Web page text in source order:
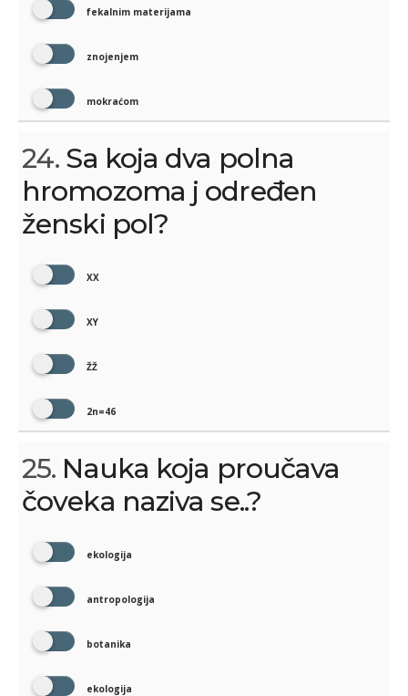
fekalnim materijama
znojenjem
mokraćom
24. Sa koja dva polna
hromozoma j određen
ženski pol?
XX
XY
ŽŽ
2n=46
25. Nauka koja proučava
čoveka naziva se..?
ekologija
antropologija
botanika
ekologija